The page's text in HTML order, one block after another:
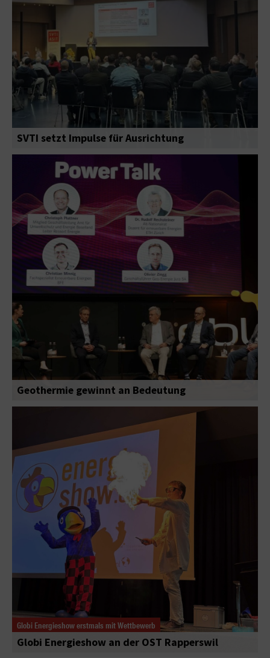
SVTI setzt Impulse für Ausrichtung
Geothermie gewinnt an Bedeutung
Globi Energieshow erstmals mit Wettbewerb
Globi Energieshow an der OST Rapperswil